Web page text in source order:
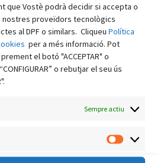
que Vostè podrà decidir si accepta o
nostres proveïdors tecnològics
al DPF o similars. Cliqueu Política
per a més informació. Pot
el botó "ACCEPTAR" o
o rebutjar el seu ús
Sempre actiu